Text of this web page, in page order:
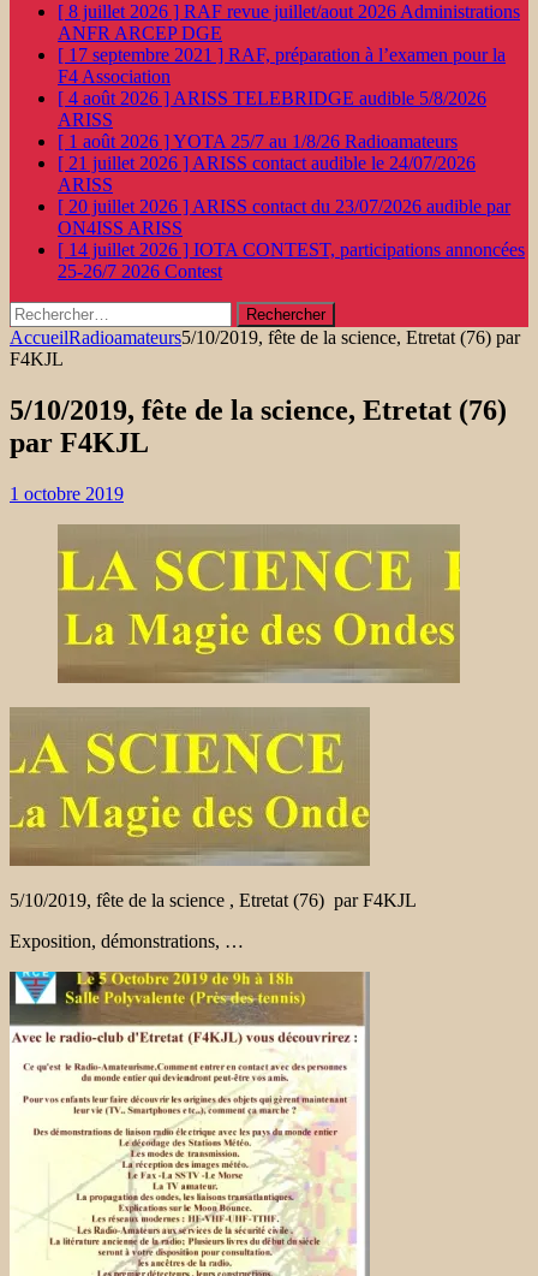
[ 8 juillet 2026 ] RAF revue juillet/aout 2026 Administrations
ANFR ARCEP DGE
[ 17 septembre 2021 ] RAF, préparation à l’examen pour la
F4 Association
[ 4 août 2026 ] ARISS TELEBRIDGE audible 5/8/2026
ARISS
[ 1 août 2026 ]YOTA 25/7 au 1/8/26 Radioamateurs
[ 21 juillet 2026 ] ARISS contact audible le 24/07/2026
ARISS
[ 20 juillet 2026 ] ARISS contact du 23/07/2026 audible par
ON4ISS ARISS
[ 14 juillet 2026 ] IOTA CONTEST, participations annoncées
25-26/7 2026 Contest
Rechercher :
AccueilRadioamateurs5/10/2019, fête de la science, Etretat (76) par
F4KJL
5/10/2019, fête de la science, Etretat (76)
par F4KJL
1 octobre 2019
5/10/2019, fête de la science , Etretat (76) par F4KJL
Exposition, démonstrations, …